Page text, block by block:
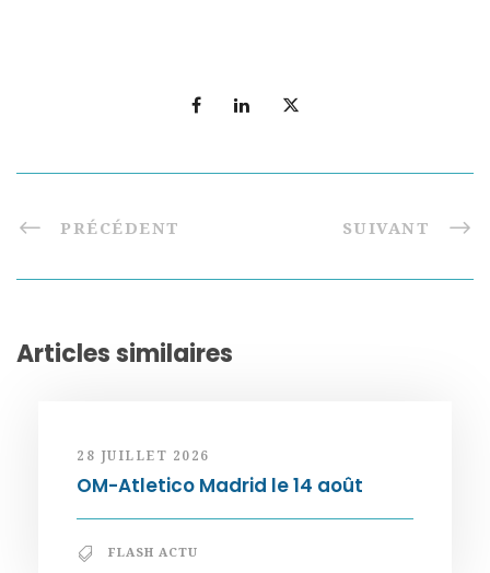
PRÉCÉDENT SUIVANT
Articles similaires
28 JUILLET 2026
OM-Atletico Madrid le 14 août
FLASH ACTU